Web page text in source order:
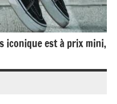
iconique est à prix mini,